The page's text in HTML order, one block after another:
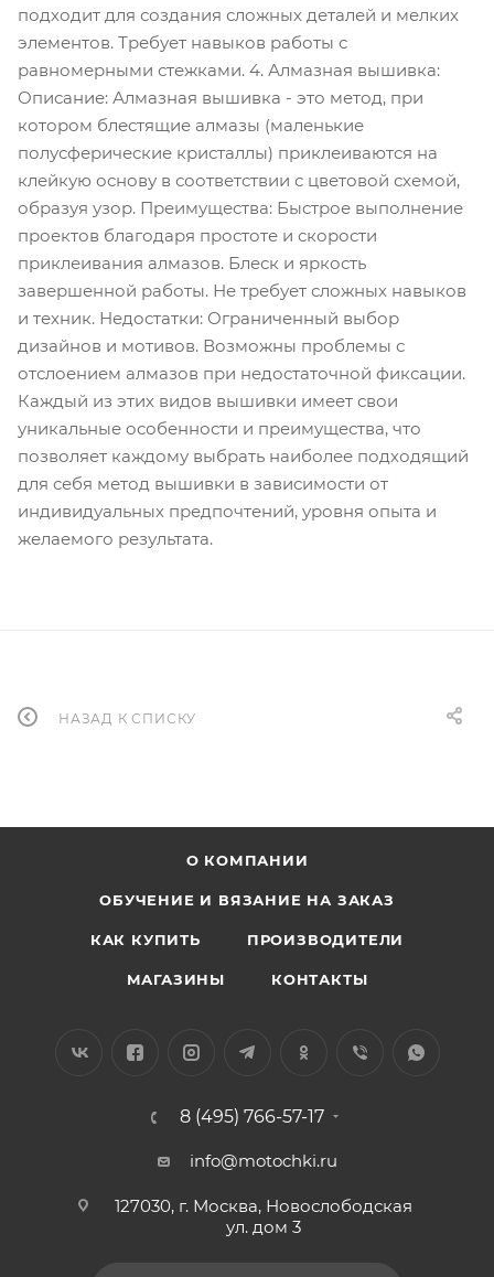
подходит для создания сложных деталей и мелких
элементов. Требует навыков работы с
равномерными стежками. 4. Алмазная вышивка:
Описание: Алмазная вышивка - это метод, при
котором блестящие алмазы (маленькие
полусферические кристаллы) приклеиваются на
клейкую основу в соответствии с цветовой схемой,
образуя узор. Преимущества: Быстрое выполнение
проектов благодаря простоте и скорости
приклеивания алмазов. Блеск и яркость
завершенной работы. Не требует сложных навыков
и техник. Недостатки: Ограниченный выбор
дизайнов и мотивов. Возможны проблемы с
отслоением алмазов при недостаточной фиксации.
Каждый из этих видов вышивки имеет свои
уникальные особенности и преимущества, что
позволяет каждому выбрать наиболее подходящий
для себя метод вышивки в зависимости от
индивидуальных предпочтений, уровня опыта и
желаемого результата.
НАЗАД К СПИСКУ
О КОМПАНИИ
ОБУЧЕНИЕ И ВЯЗАНИЕ НА ЗАКАЗ
КАК КУПИТЬ ПРОИЗВОДИТЕЛИ
МАГАЗИНЫ КОНТАКТЫ
8 (495) 766-57-17
info@motochki.ru
127030, г. Москва, Новослободская
ул. дом 3